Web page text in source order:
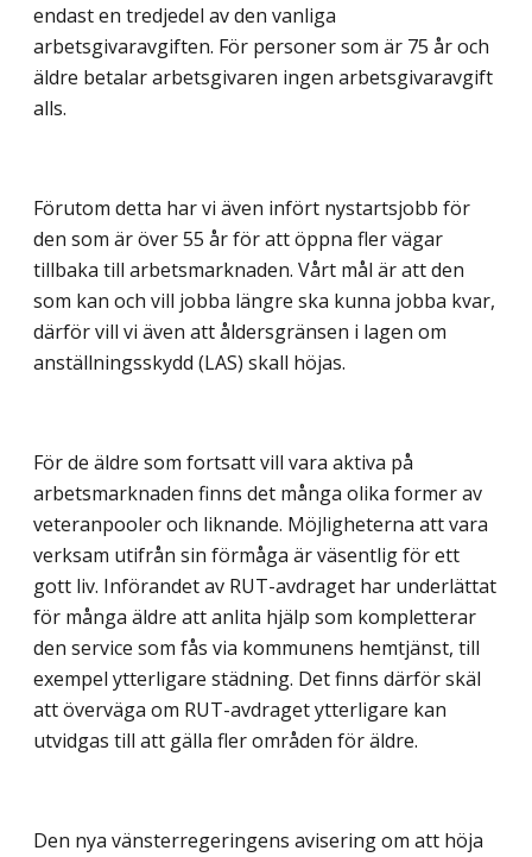
endast en tredjedel av den vanliga
arbetsgivaravgiften. För personer som är 75 år och
äldre betalar arbetsgivaren ingen arbetsgivaravgift
alls.
Förutom detta har vi även infört nystartsjobb för
den som är över 55 år för att öppna fler vägar
tillbaka till arbetsmarknaden. Vårt mål är att den
som kan och vill jobba längre ska kunna jobba kvar,
därför vill vi även att åldersgränsen i lagen om
anställningsskydd (LAS) skall höjas.
För de äldre som fortsatt vill vara aktiva på
arbetsmarknaden finns det många olika former av
veteranpooler och liknande. Möjligheterna att vara
verksam utifrån sin förmåga är väsentlig för ett
gott liv. Införandet av RUT-avdraget har underlättat
för många äldre att anlita hjälp som kompletterar
den service som fås via kommunens hemtjänst, till
exempel ytterligare städning. Det finns därför skäl
att överväga om RUT-avdraget ytterligare kan
utvidgas till att gälla fler områden för äldre.
Den nya vänsterregeringens avisering om att höja